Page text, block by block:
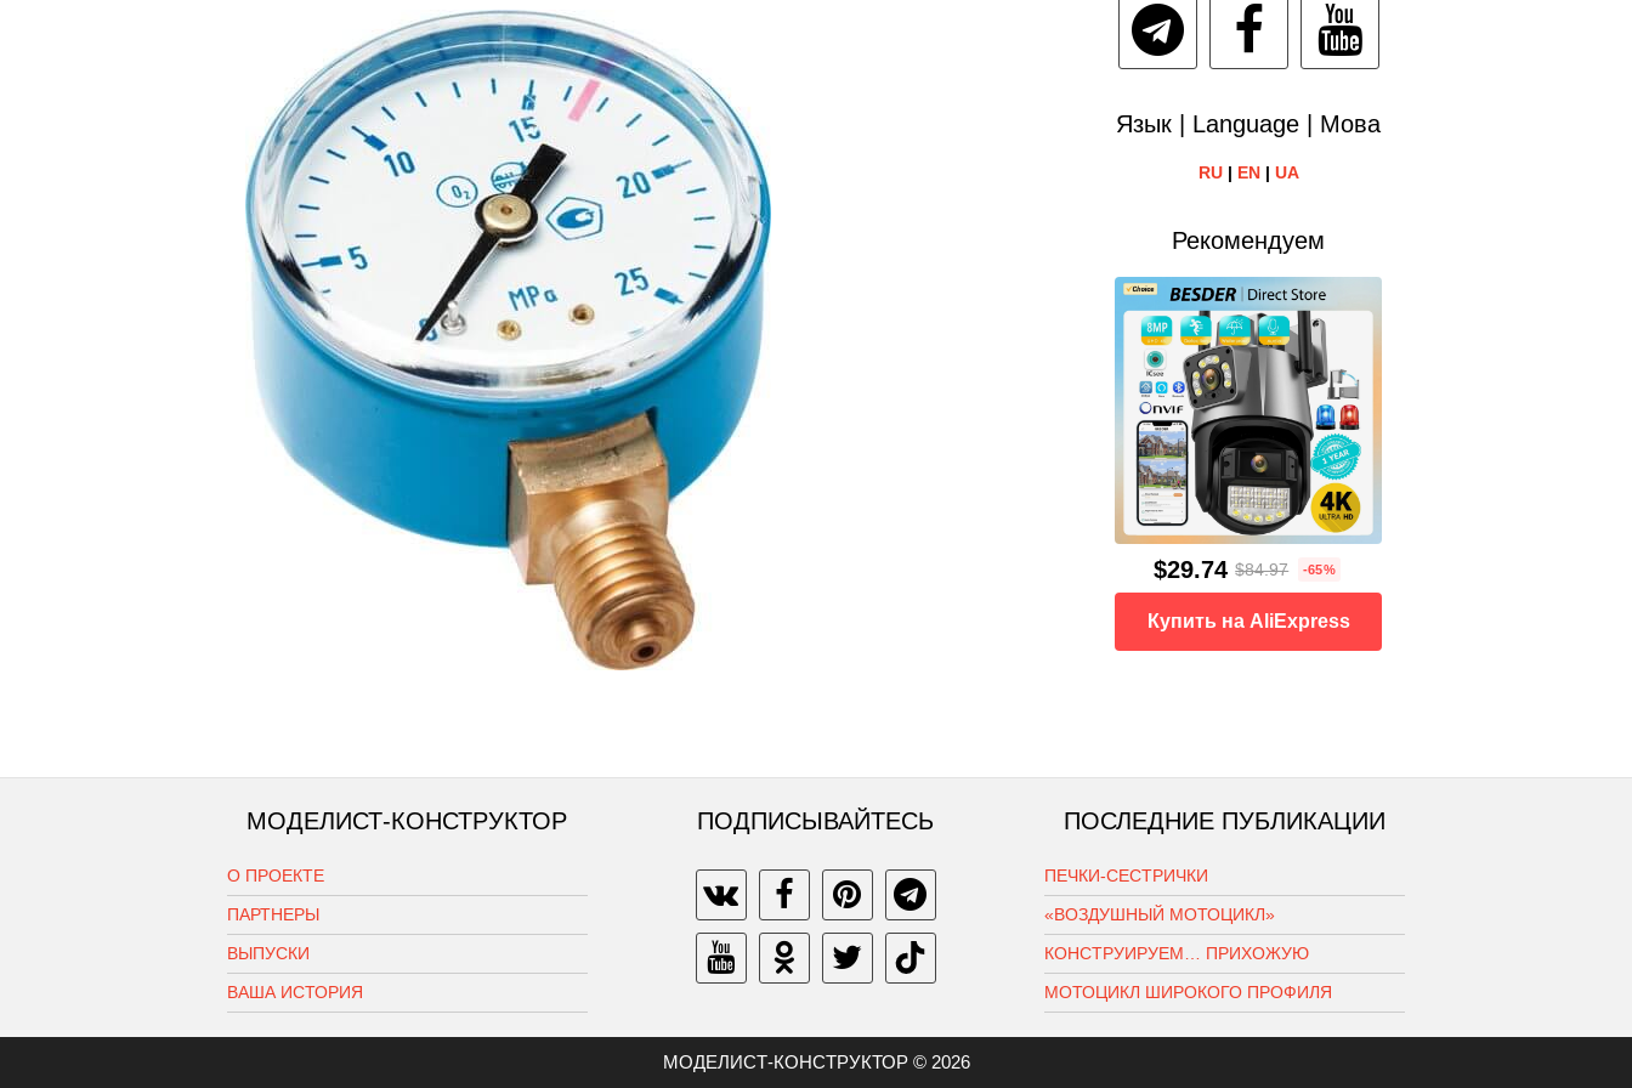
Язык | Language | Мова
RU| EN| UA
Рекомендуем
$29.74 $84.97 -65%
Купить на AliExpress
МОДЕЛИСТ-КОНСТРУКТОР
О ПРОЕКТЕ
ПАРТНЕРЫ
ВЫПУСКИ
ВАША ИСТОРИЯ
ПОДПИСЫВАЙТЕСЬ ПОСЛЕДНИЕ ПУБЛИКАЦИИ
ПЕЧКИ-СЕСТРИЧКИ
«ВОЗДУШНЫЙ МОТОЦИКЛ»
КОНСТРУИРУЕМ… ПРИХОЖУЮ
МОТОЦИКЛ ШИРОКОГО ПРОФИЛЯ
МОДЕЛИСТ-КОНСТРУКТОР © 2026